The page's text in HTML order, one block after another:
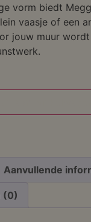
vorm biedt
vaasje of een
jouw muur
Aanvullende
(0)